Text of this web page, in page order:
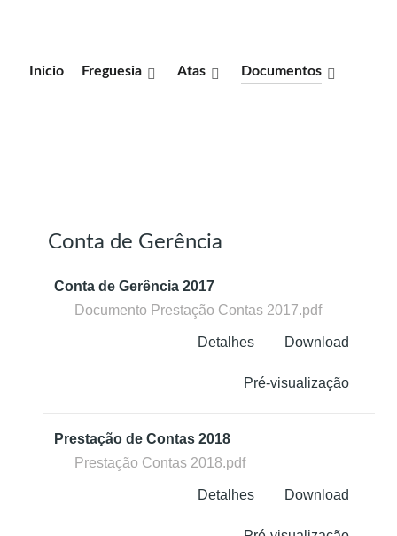
Inicio Freguesia Atas Documentos
Conta de Gerência
Conta de Gerência 2017
Documento Prestação Contas 2017.pdf
Download
Detalhes
Pré-visualização
Prestação de Contas 2018
Prestação Contas 2018.pdf
Download
Detalhes